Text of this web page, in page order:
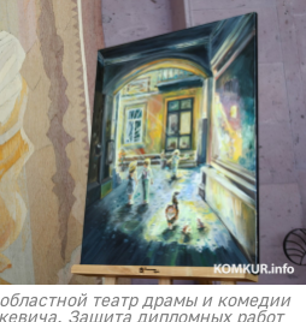
театр драмы и комедии